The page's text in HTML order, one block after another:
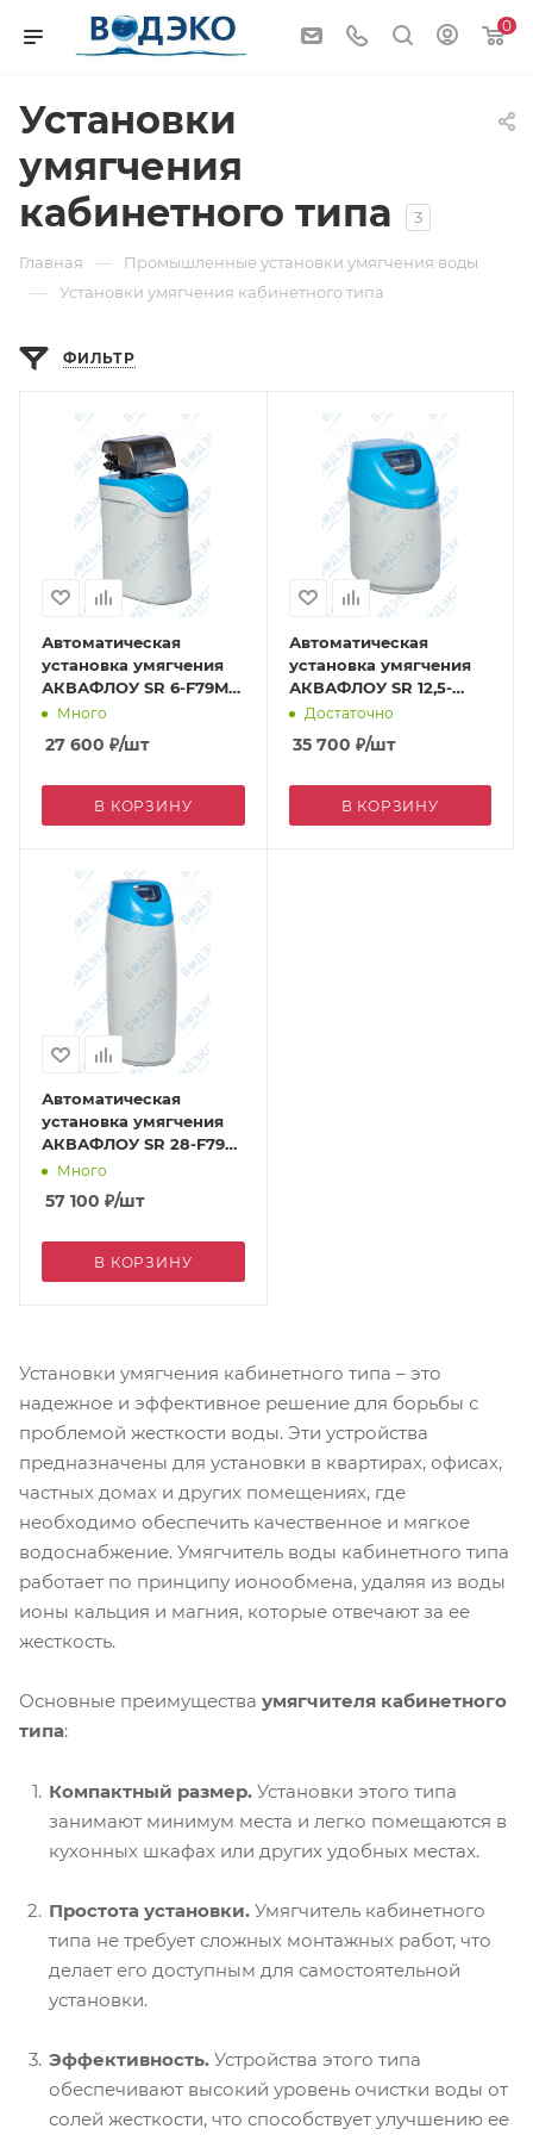
0
Установки
умягчения
кабинетного типа
3
Главная — Промышленные установки умягчения воды
— Установки умягчения кабинетного типа
ФИЛЬТР
Автоматическая
установка умягчения
АКВАФЛОУ SR 6-F79M
(кабинет)
Много
27 600 ₽/шт
В КОРЗИНУ
Автоматическая
установка умягчения
АКВАФЛОУ SR 12,5-
F79M (кабинет)
Достаточно
35 700 ₽/шт
В КОРЗИНУ
Автоматическая
установка умягчения
АКВАФЛОУ SR 28-F79M
(кабинет)
Много
57 100 ₽/шт
В КОРЗИНУ
Установки умягчения кабинетного типа – это
надежное и эффективное решение для борьбы с
проблемой жесткости воды. Эти устройства
предназначены для установки в квартирах, офисах,
частных домах и других помещениях, где
необходимо обеспечить качественное и мягкое
водоснабжение. Умягчитель воды кабинетного типа
работает по принципу ионообмена, удаляя из воды
ионы кальция и магния, которые отвечают за ее
жесткость.
Основные преимущества умягчителя кабинетного
типа:
Компактный размер. Установки этого типа
занимают минимум места и легко помещаются в
кухонных шкафах или других удобных местах.
Простота установки. Умягчитель кабинетного
типа не требует сложных монтажных работ, что
делает его доступным для самостоятельной
установки.
Эффективность. Устройства этого типа
обеспечивают высокий уровень очистки воды от
солей жесткости, что способствует улучшению ее